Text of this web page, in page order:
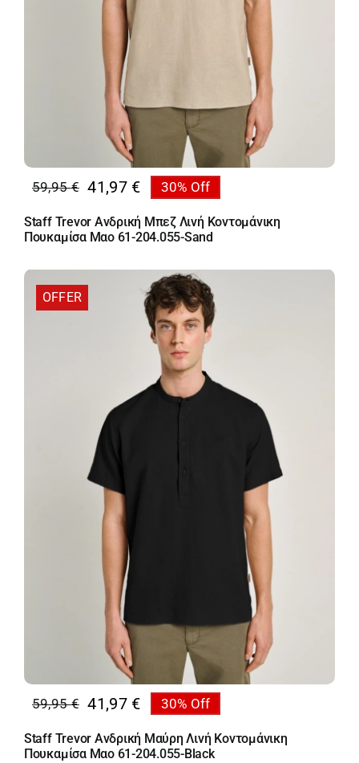
59,95€
Original
price
was:
41,97 €
Η
τρέχουσα
τιμή
41,97 €.
30% Off
Staff Trevor Ανδρική Μπεζ Λινή Κοντομάνικη
Πουκαμίσα Mαο 61-204.055-Sand
OFFER
59,95€
Original
price
was:
41,97 €
Η
τρέχουσα
τιμή
30% Off
Staff Trevor Ανδρική Μαύρη Λινή Κοντομάνικη
Πουκαμίσα Mαο 61-204.055-Black